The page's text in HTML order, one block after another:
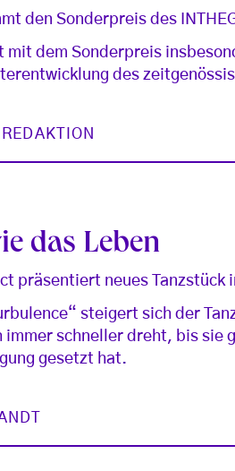
den Sonderpreis des
mit dem Sonderpreis
des
das Leben
präsentiert neues Tanzstück
steigert sich der
immer schneller dreht, bis sie
gesetzt hat.